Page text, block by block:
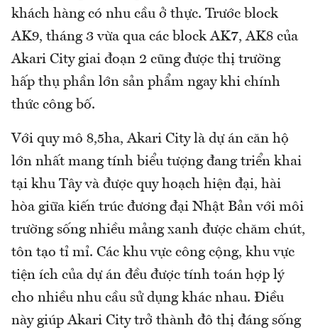
khách hàng có nhu cầu ở thực. Trước block
AK9, tháng 3 vừa qua các block AK7, AK8 của
Akari City giai đoạn 2 cũng được thị trường
hấp thụ phần lớn sản phẩm ngay khi chính
thức công bố.
Với quy mô 8,5ha, Akari City là dự án căn hộ
lớn nhất mang tính biểu tượng đang triển khai
tại khu Tây và được quy hoạch hiện đại, hài
hòa giữa kiến trúc đương đại Nhật Bản với môi
trường sống nhiều mảng xanh được chăm chút,
tôn tạo tỉ mỉ. Các khu vực công cộng, khu vực
tiện ích của dự án đều được tính toán hợp lý
cho nhiều nhu cầu sử dụng khác nhau. Điều
này giúp Akari City trở thành đô thị đáng sống